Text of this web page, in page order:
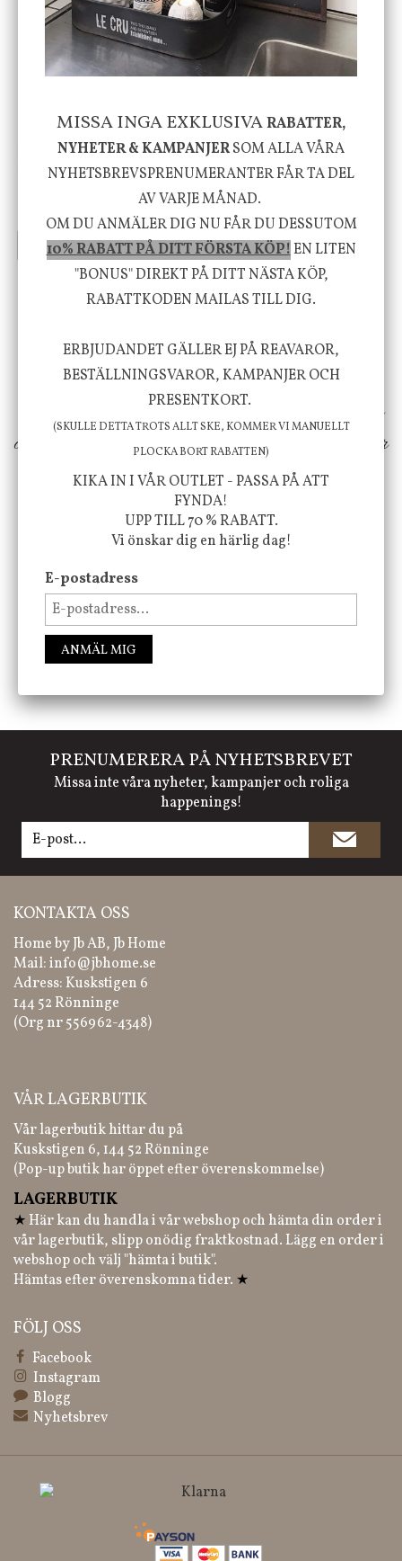
House Doctor
Skål, Hands marmor
635 kr 795 kr
-20%
INFO KÖP
Nicolas Vahé
Serveringsfat, Ostron,
Stengods
415 kr
INFO KÖP
välbefinnande för dig och ditt hem! Med
inspiration från naturen och dess färgpalett
erbjuder vi omsorgsfullt utvalda produkter som
ökar trivsel i ditt hem och ger det lilla extra för
att öka ditt välmående!
FÖLJ OSS PÅ INSTAGRAM @JBHOME
PRENUMERERA PÅ NYHETSBREVET
Missa inte våra nyheter, kampanjer och roliga
happenings!
KONTAKTA OSS
Home by Jb AB, Jb Home
Mail:info@jbhome.se
Adress: Kuskstigen 6
144 52 Rönninge
(Org nr 556962-4348)
VÅR LAGERBUTIK
Vår lagerbutik hittar du på
Kuskstigen 6, 144 52 Rönninge
(Pop-up butik har öppet efter överenskommelse)
LAGERBUTIK
★ Här kan du handla i vår webshop och hämta din order i
vår lagerbutik, slipp onödig fraktkostnad. Lägg en order i
webshop och välj "hämta i butik".
Hämtas efter överenskomna tider. ★
FÖLJ OSS
Facebook
Instagram
Blogg
Nyhetsbrev
MISSA INGA EXKLUSIVARABATTER,
NYHETER & KAMPANJERSOM ALLA VÅRA
NYHETSBREVSPRENUMERANTER FÅR TA DEL
AV VARJE MÅNAD.
OM DU ANMÄLER DIG NU FÅR DU DESSUTOM
10% RABATT PÅ DITT FÖRSTA KÖP!EN LITEN
"BONUS" DIREKT PÅ DITT NÄSTA KÖP,
RABATTKODEN MAILAS TILL DIG.
ERBJUDANDET GÄLLER EJ PÅ REAVAROR,
BESTÄLLNINGSVAROR, KAMPANJER OCH
PRESENTKORT.
(SKULLE DETTA TROTS ALLT SKE, KOMMER VI MANUELLT
PLOCKA BORT RABATTEN)
KIKA IN I VÅR OUTLET - PASSA PÅ ATT
FYNDA!
UPP TILL 70 % RABATT.
Vi önskar dig en härlig dag!
E-postadress
ANMÄL MIG